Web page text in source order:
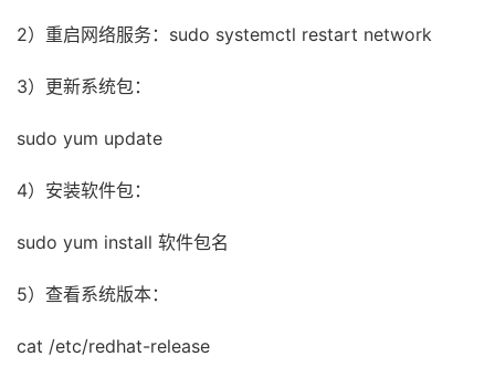
2）重启网络服务：sudo systemctl restart network
3）更新系统包：
sudo yum update
4）安装软件包：
sudo yum install 软件包名
5）查看系统版本：
cat /etc/redhat-release